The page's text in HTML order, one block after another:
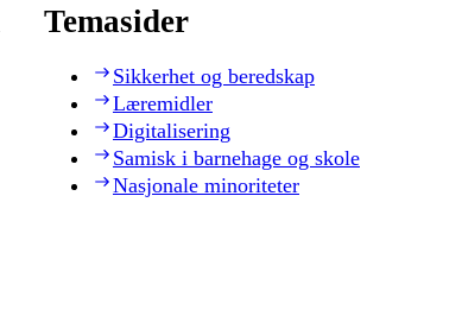
Temasider
Sikkerhet og beredskap
Læremidler
Digitalisering
Samisk i barnehage og skole
Nasjonale minoriteter